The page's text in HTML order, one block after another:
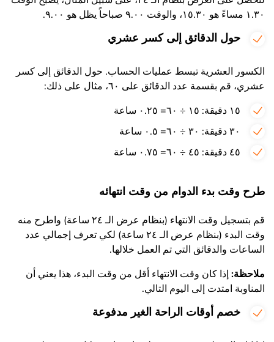
۱.۳۰ مساءً هو ۱٥.۳۰، والوقت ۹.۰۰ صباحاً يظل هو ۹.۰۰.
حول الدقائق إلى كسر عشري
الكسور العشرية تبسط عمليات الحساب. حول الدقائق إلى كسر
عشري، قم بقسمة عدد الدقائق على ٦۰، مثال على ذلك:
۱٥ دقيقة: ۱٥ ÷ ٦۰= ۰.۲٥ ساعة
۳۰ دقيقة: ۳۰ ÷ ٦۰= ۰.٥ ساعة
٤٥ دقيقة: ٤٥ ÷ ٦۰= ۰.۷٥ ساعة
طرح وقت بدء الدوام من وقت انتهائه
قم بتسجيل وقت الانتهاء (بنظام عرض الـ ۲٤ ساعة) واطرح منه
وقت البدء (بنظام عرض الـ ۲٤ ساعة) لكي تعرف إجمالي عدد
الساعات والدقائق التي تم العمل خلالها.
ملاحظة:إذا كان وقت الانتهاء أقل من وقت البدء، هذا يعني أن
المناوبة امتدت إلى اليوم التالي.
خصم أوقات الراحة الغير مدفوعة